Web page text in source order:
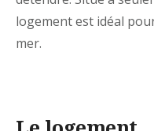
logement est idéal
mer.